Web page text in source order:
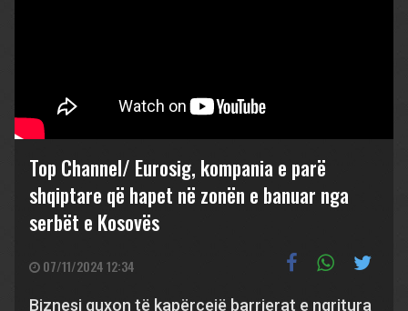
Top Channel/ Eurosig, kompania e parë
shqiptare që hapet në zonën e banuar nga
serbët e Kosovës
07/11/2024 12:34
Biznesi guxon të kapërcejë barrierat e ngritura